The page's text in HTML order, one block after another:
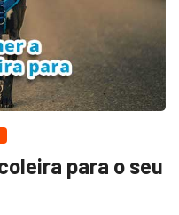
para o seu